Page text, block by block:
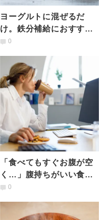
ヨーグルトに混ぜるだ
け。鉄分補給におすすめ
の食材3選｜管理栄養士が
0
「食べてもすぐお腹が空
く…」腹持ちがいい食材
ランキングTOP5｜管理
0